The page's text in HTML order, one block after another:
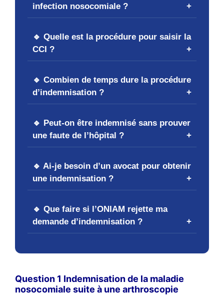
infection nosocomiale ?
🔹 Quelle est la procédure pour saisir la
CCI ?
🔹 Combien de temps dure la procédure
d’indemnisation ?
🔹 Peut-on être indemnisé sans prouver
une faute de l’hôpital ?
🔹 Ai-je besoin d’un avocat pour obtenir
une indemnisation ?
🔹 Que faire si l’ONIAM rejette ma
demande d’indemnisation ?
Question 1 Indemnisation de la maladie
nosocomiale suite à une arthroscopie